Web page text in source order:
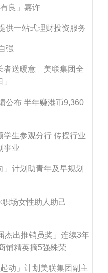
良」嘉许
供一站式理财投资服务
强
者送暖意 美联集团全
公布 半年赚港币9,360
生参观分行 传授行业
事业
」计划助青年及早规划
场女性助人助己
杰出推销员奖」连续3年
铺精英摘5强殊荣
动」计划美联集团副主